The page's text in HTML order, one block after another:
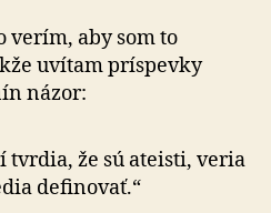
verím, aby som to
uvítam príspevky
názor:
tvrdia, že sú ateisti, veria
definovať.“